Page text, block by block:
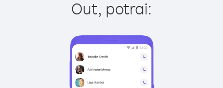
Out, potrai: